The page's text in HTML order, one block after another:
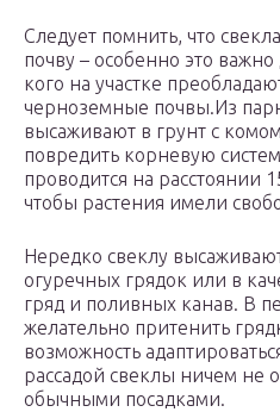
Следует помнить, что
почву – особенно это
кого на участке
черноземные почвы.Из
высаживают в грунт с
повредить корневую
проводится на расстоянии
чтобы растения имели
Нередко свеклу
огуречных грядок или в
гряд и поливных канав. В
желательно притенить
возможность
рассадой свеклы ничем не
обычными посадками.